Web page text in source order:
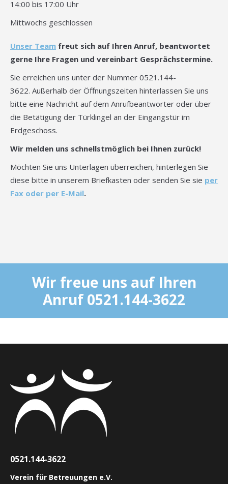
14:00 bis 17:00 Uhr
Mittwochs geschlossen
Unser Team freut sich auf Ihren Anruf, beantwortet
gerne Ihre Fragen und vereinbart Gesprächstermine.
Sie erreichen uns unter der Nummer 0521.144-
3622. Außerhalb der Öffnungszeiten hinterlassen Sie uns
bitte eine Nachricht auf dem Anrufbeantworter oder über
die Betätigung der Türklingel an der Eingangstür im
Erdgeschoss.
Wir melden uns schnellstmöglich bei Ihnen zurück!
Möchten Sie uns Unterlagen überreichen, hinterlegen Sie
diese bitte in unserem Briefkasten oder senden Sie sie per
Fax oder per E-Mail.
Wir freue uns auf Ihren
Anruf 0521.144-3622
0521.144-3622
Verein für Betreuungen e.V.